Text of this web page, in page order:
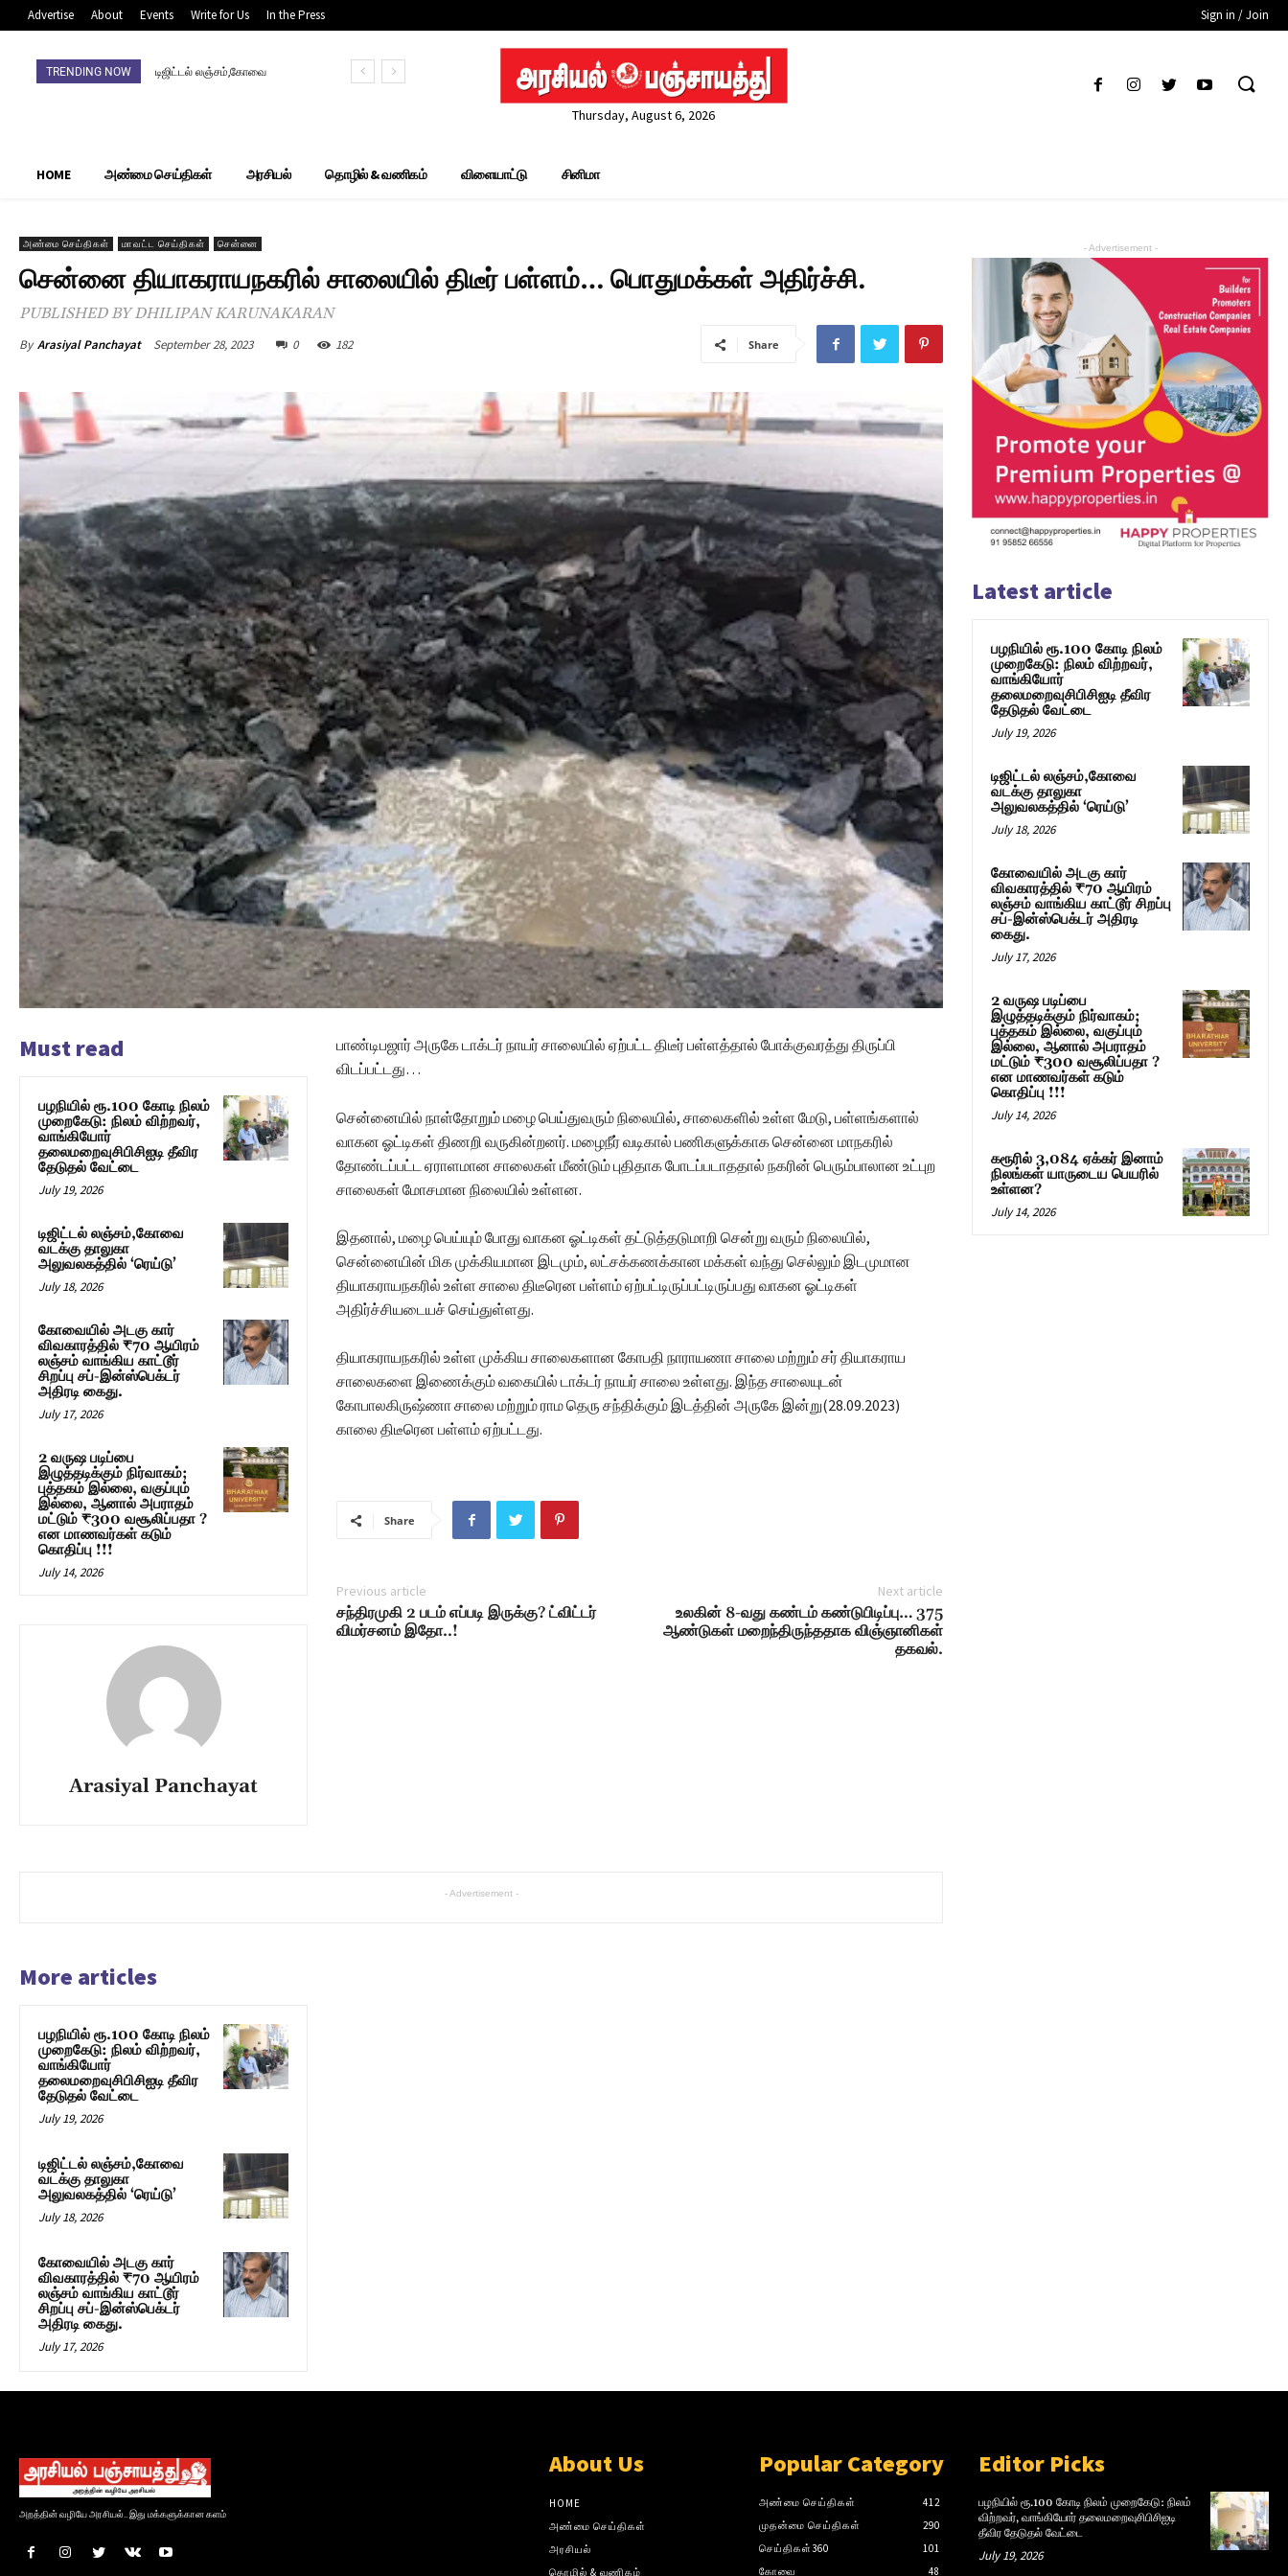
Advertise About Events Write for Us In the Press Sign in / Join
TRENDING NOW
டிஜிட்டல் லஞ்சம்,கோவை
Thursday, August 6, 2026
HOME அண்மை செய்திகள் அரசியல் தொழில் & வணிகம் விளையாட்டு சினிமா
அண்மை செய்திகள் மாவட்ட செய்திகள் சென்னை
சென்னை தியாகராயநகரில் சாலையில் திடீர் பள்ளம்… பொதுமக்கள் அதிர்ச்சி.
PUBLISHED BY DHILIPAN KARUNAKARAN
By Arasiyal Panchayat September 28, 2023 0 182 Share
Must read
பழநியில் ரூ.100 கோடி நிலம்
முறைகேடு: நிலம் விற்றவர்,
வாங்கியோர்
தலைமறைவுசிபிசிஐடி தீவிர
தேடுதல் வேட்டை
July 19, 2026
டிஜிட்டல் லஞ்சம்,கோவை
வடக்கு தாலுகா
அலுவலகத்தில் ‘ரெய்டு’
July 18, 2026
கோவையில் அடகு கார்
விவகாரத்தில் ₹70 ஆயிரம்
லஞ்சம் வாங்கிய காட்டூர்
சிறப்பு சப்-இன்ஸ்பெக்டர்
அதிரடி கைது.
July 17, 2026
2 வருஷ படிப்பை
இழுத்தடிக்கும் நிர்வாகம்;
புத்தகம் இல்லை, வகுப்பும்
இல்லை, ஆனால் அபராதம்
மட்டும் ₹300 வசூலிப்பதா ?
என மாணவர்கள் கடும்
கொதிப்பு !!!
July 14, 2026
Arasiyal Panchayat
பாண்டிபஜார் அருகே டாக்டர் நாயர் சாலையில் ஏற்பட்ட திடீர் பள்ளத்தால் போக்குவரத்து திருப்பி
விடப்பட்டது…
சென்னையில் நாள்தோறும் மழை பெய்துவரும் நிலையில், சாலைகளில் உள்ள மேடு, பள்ளங்களால்
வாகன ஓட்டிகள் திணறி வருகின்றனர். மழைநீர் வடிகால் பணிகளுக்காக சென்னை மாநகரில்
தோண்டப்பட்ட ஏராளமான சாலைகள் மீண்டும் புதிதாக போடப்படாததால் நகரின் பெரும்பாலான உட்புற
சாலைகள் மோசமான நிலையில் உள்ளன.
இதனால், மழை பெய்யும் போது வாகன ஓட்டிகள் தட்டுத்தடுமாறி சென்று வரும் நிலையில்,
சென்னையின் மிக முக்கியமான இடமும், லட்சக்கணக்கான மக்கள் வந்து செல்லும் இடமுமான
தியாகராயநகரில் உள்ள சாலை திடீரென பள்ளம் ஏற்பட்டிருப்பட்டிருப்பது வாகன ஓட்டிகள்
அதிர்ச்சியடையச் செய்துள்ளது.
தியாகராயநகரில் உள்ள முக்கிய சாலைகளான கோபதி நாராயணா சாலை மற்றும் சர் தியாகராய
சாலைகளை இணைக்கும் வகையில் டாக்டர் நாயர் சாலை உள்ளது. இந்த சாலையுடன்
கோபாலகிருஷ்ணா சாலை மற்றும் ராம தெரு சந்திக்கும் இடத்தின் அருகே இன்று(28.09.2023)
காலை திடீரென பள்ளம் ஏற்பட்டது.
Share
Previous article
சந்திரமுகி 2 படம் எப்படி இருக்கு? ட்விட்டர்
விமர்சனம் இதோ..!
Next article
உலகின் 8-வது கண்டம் கண்டுபிடிப்பு… 375
ஆண்டுகள் மறைந்திருந்ததாக விஞ்ஞானிகள்
தகவல்.
- Advertisement -
More articles
பழநியில் ரூ.100 கோடி நிலம்
முறைகேடு: நிலம் விற்றவர்,
வாங்கியோர்
தலைமறைவுசிபிசிஐடி தீவிர
தேடுதல் வேட்டை
July 19, 2026
டிஜிட்டல் லஞ்சம்,கோவை
வடக்கு தாலுகா
அலுவலகத்தில் ‘ரெய்டு’
July 18, 2026
கோவையில் அடகு கார்
விவகாரத்தில் ₹70 ஆயிரம்
லஞ்சம் வாங்கிய காட்டூர்
சிறப்பு சப்-இன்ஸ்பெக்டர்
அதிரடி கைது.
July 17, 2026
- Advertisement -
Latest article
பழநியில் ரூ.100 கோடி நிலம்
முறைகேடு: நிலம் விற்றவர்,
வாங்கியோர்
தலைமறைவுசிபிசிஐடி தீவிர
தேடுதல் வேட்டை
July 19, 2026
டிஜிட்டல் லஞ்சம்,கோவை
வடக்கு தாலுகா
அலுவலகத்தில் ‘ரெய்டு’
July 18, 2026
கோவையில் அடகு கார்
விவகாரத்தில் ₹70 ஆயிரம்
லஞ்சம் வாங்கிய காட்டூர் சிறப்பு
சப்-இன்ஸ்பெக்டர் அதிரடி
கைது.
July 17, 2026
2 வருஷ படிப்பை
இழுத்தடிக்கும் நிர்வாகம்;
புத்தகம் இல்லை, வகுப்பும்
இல்லை, ஆனால் அபராதம்
மட்டும் ₹300 வசூலிப்பதா ?
என மாணவர்கள் கடும்
கொதிப்பு !!!
July 14, 2026
கரூரில் 3,084 ஏக்கர் இனாம்
நிலங்கள் யாருடைய பெயரில்
உள்ளன?
July 14, 2026
அறத்தின் வழியே அரசியல்.. இது மக்களுக்கான களம்
About Us
HOME
அண்மை செய்திகள்
அரசியல்
தொழில் & வணிகம்
Popular Category
அண்மை செய்திகள்
412
முதன்மை செய்திகள்
290
செய்திகள்360
101
கோவை
48
Editor Picks
பழநியில் ரூ.100 கோடி நிலம் முறைகேடு: நிலம்
விற்றவர், வாங்கியோர் தலைமறைவுசிபிசிஐடி
தீவிர தேடுதல் வேட்டை
July 19, 2026